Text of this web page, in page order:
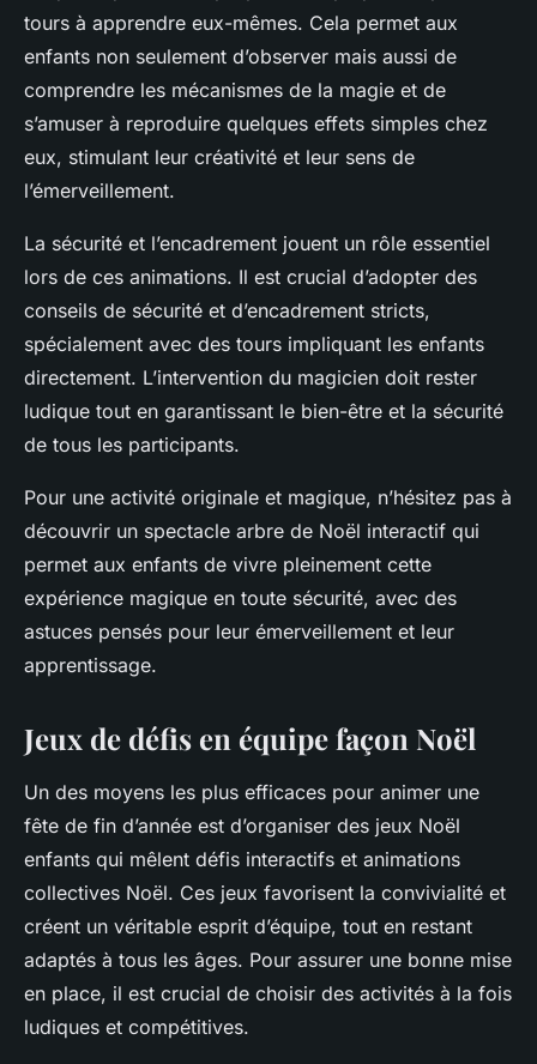
tours à apprendre eux-mêmes. Cela permet aux
enfants non seulement d’observer mais aussi de
comprendre les mécanismes de la magie et de
s’amuser à reproduire quelques effets simples chez
eux, stimulant leur créativité et leur sens de
l’émerveillement.
La sécurité et l’encadrement jouent un rôle essentiel
lors de ces animations. Il est crucial d’adopter des
conseils de sécurité et d’encadrement stricts,
spécialement avec des tours impliquant les enfants
directement. L’intervention du magicien doit rester
ludique tout en garantissant le bien-être et la sécurité
de tous les participants.
Pour une activité originale et magique, n’hésitez pas à
découvrir un spectacle arbre de Noël interactif qui
permet aux enfants de vivre pleinement cette
expérience magique en toute sécurité, avec des
astuces pensés pour leur émerveillement et leur
apprentissage.
Jeux de défis en équipe façon Noël
Un des moyens les plus efficaces pour animer une
fête de fin d’année est d’organiser des jeux Noël
enfants qui mêlent défis interactifs et animations
collectives Noël. Ces jeux favorisent la convivialité et
créent un véritable esprit d’équipe, tout en restant
adaptés à tous les âges. Pour assurer une bonne mise
en place, il est crucial de choisir des activités à la fois
ludiques et compétitives.